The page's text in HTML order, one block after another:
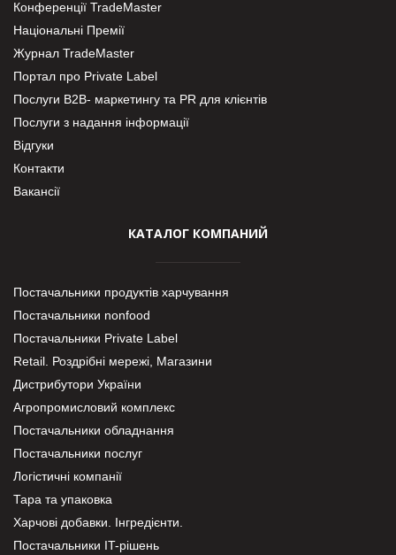
Конференції TradeMaster
Національні Премії
Журнал TradeMaster
Портал про Private Label
Послуги В2В- маркетингу та PR для клієнтів
Послуги з надання інформації
Відгуки
Контакти
Вакансії
КАТАЛОГ КОМПАНИЙ
Постачальники продуктів харчування
Постачальники nonfood
Постачальники Private Label
Retail. Роздрібні мережі, Магазини
Дистрибутори України
Агропромисловий комплекс
Постачальники обладнання
Постачальники послуг
Логістичні компанії
Тара та упаковка
Харчові добавки. Інгредієнти.
Постачальники IT-рішень